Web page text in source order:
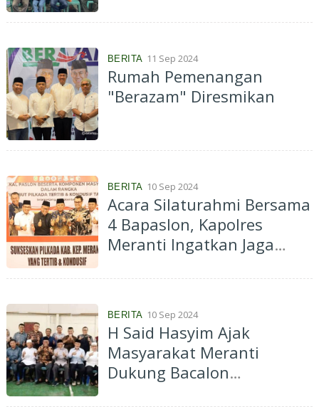
BERITA 11 Sep 2024
Rumah Pemenangan
"Berazam" Diresmikan
BERITA 10 Sep 2024
Acara Silaturahmi Bersama
4 Bapaslon, Kapolres
Meranti Ingatkan Jaga
Masyarakat
BERITA 10 Sep 2024
H Said Hasyim Ajak
Masyarakat Meranti
Dukung Bacalon